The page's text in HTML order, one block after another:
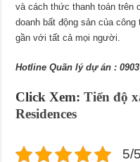
và cách thức thanh toán trên
doanh bất động sản của
gần với tất cả mọi người.
Hotline Quãn lý dự án :
Click Xem:Tiến độ
Residences
5/